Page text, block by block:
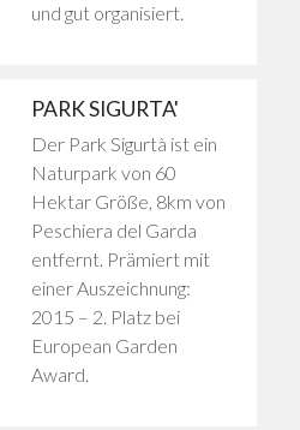
und gut organisiert.
PARK SIGURTA'
Der Park Sigurtà ist ein
Naturpark von 60
Hektar Größe, 8km von
Peschiera del Garda
entfernt. Prämiert mit
einer Auszeichnung:
2015 – 2. Platz bei
European Garden
Award.